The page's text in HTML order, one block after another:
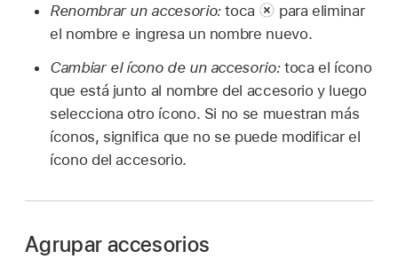
Renombrar un accesorio:toca
para eliminar
el nombre e ingresa un nombre nuevo.
Cambiar el ícono de un accesorio: toca el ícono
que está junto al nombre del accesorio y luego
selecciona otro ícono. Si no se muestran más
íconos, significa que no se puede modificar el
ícono del accesorio.
Agrupar accesorios